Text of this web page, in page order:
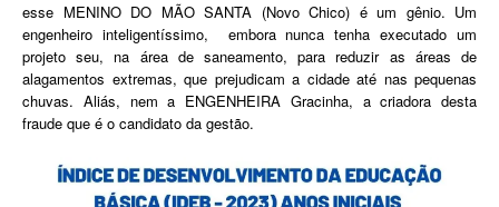
esse MENINO DO MÃO SANTA (Novo Chico) é um gênio. Um
engenheiro inteligentíssimo, embora nunca tenha executado um
projeto seu, na área de saneamento, para reduzir as áreas de
alagamentos extremas, que prejudicam a cidade até nas pequenas
chuvas. Aliás, nem a ENGENHEIRA Gracinha, a criadora desta
fraude que é o candidato da gestão.